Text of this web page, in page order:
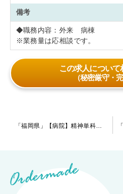
備考
◆職務内容：外来 病棟
※業務量は応相談です。
この求人について
（秘密厳守・
ゲ
「福岡県」【病院】精神単科病院、メンタルクリニックとは違った働き方をしてみませんか？緩和ケアやリエゾンにご興味のある先生はご検討下さい。